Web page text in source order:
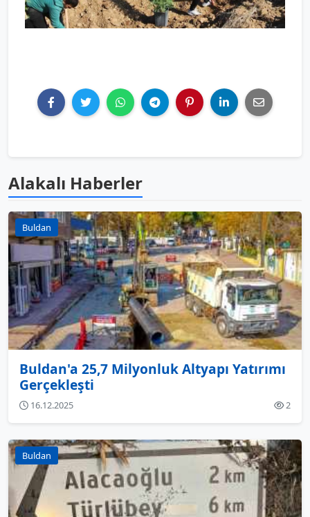
Alakalı Haberler
Buldan
Buldan'a 25,7 Milyonluk Altyapı Yatırımı
Gerçekleşti
16.12.2025 2
Buldan